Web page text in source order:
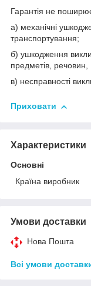
Гарантія не
а) механічні
транспортування;
б) ушкодження
предметів, речовин,
в) несправності
Приховати
Характеристики
Основні
Країна виробник
Умови доставки
Нова Пошта
Всі умови